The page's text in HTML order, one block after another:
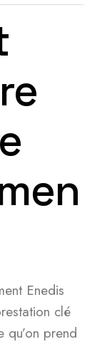
Enedis
clé
qu’on prend